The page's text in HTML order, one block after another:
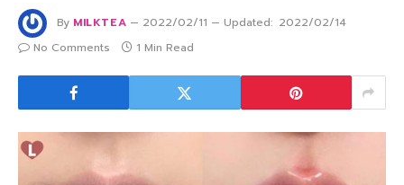
By MILKTEA 2022/02/11 Updated: 2022/02/14
No Comments
1 Min Read